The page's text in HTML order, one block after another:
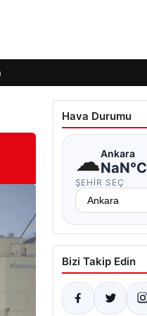
Hava Durumu
☁Ankara
NaN°C
ŞEHIR SEÇ
Bizi Takip Edin